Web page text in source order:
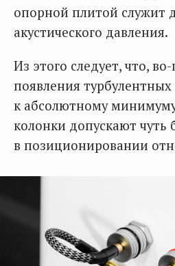
опорной плитой служит
акустического давления.
Из этого следует, что,
появления
к абсолютному
колонки допускают чуть
в позиционировании